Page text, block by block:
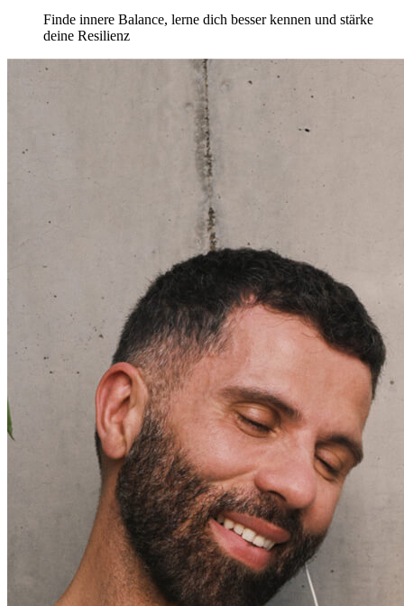
Finde innere Balance, lerne dich besser kennen und stärke
deine Resilienz